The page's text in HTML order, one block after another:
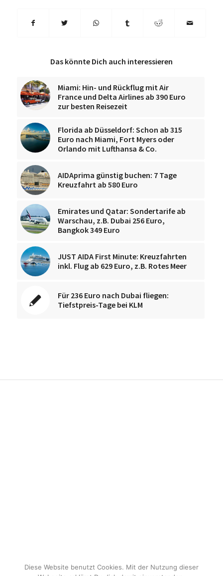
Das könnte Dich auch interessieren
Miami: Hin- und Rückflug mit Air
France und Delta Airlines ab 390 Euro
zur besten Reisezeit
Florida ab Düsseldorf: Schon ab 315
Euro nach Miami, Fort Myers oder
Orlando mit Lufthansa & Co.
AIDAprima günstig buchen: 7 Tage
Kreuzfahrt ab 580 Euro
Emirates und Qatar: Sondertarife ab
Warschau, z.B. Dubai 256 Euro,
Bangkok 349 Euro
JUST AIDA First Minute: Kreuzfahrten
inkl. Flug ab 629 Euro, z.B. Rotes Meer
Für 236 Euro nach Dubai fliegen:
Tiefstpreis-Tage bei KLM
Diese Website benutzt Cookies. Mit der Nutzung dieser